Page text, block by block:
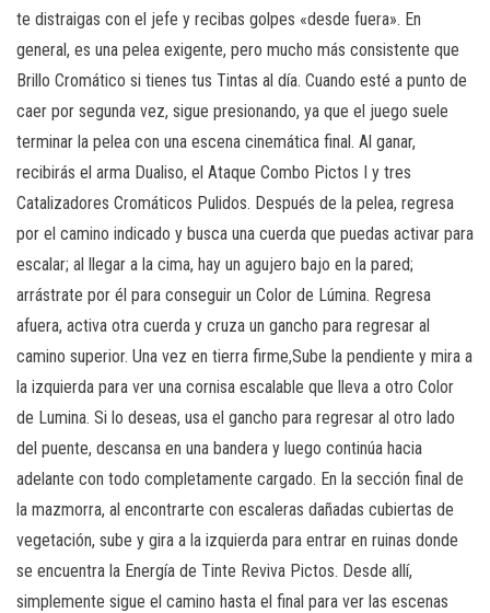
te distraigas con el jefe y recibas golpes «desde fuera». En
general, es una pelea exigente, pero mucho más consistente que
Brillo Cromático si tienes tus Tintas al día. Cuando esté a punto de
caer por segunda vez, sigue presionando, ya que el juego suele
terminar la pelea con una escena cinemática final. Al ganar,
recibirás el arma Dualiso, el Ataque Combo Pictos I y tres
Catalizadores Cromáticos Pulidos. Después de la pelea, regresa
por el camino indicado y busca una cuerda que puedas activar para
escalar; al llegar a la cima, hay un agujero bajo en la pared;
arrástrate por él para conseguir un Color de Lúmina. Regresa
afuera, activa otra cuerda y cruza un gancho para regresar al
camino superior. Una vez en tierra firme,Sube la pendiente y mira a
la izquierda para ver una cornisa escalable que lleva a otro Color
de Lumina. Si lo deseas, usa el gancho para regresar al otro lado
del puente, descansa en una bandera y luego continúa hacia
adelante con todo completamente cargado. En la sección final de
la mazmorra, al encontrarte con escaleras dañadas cubiertas de
vegetación, sube y gira a la izquierda para entrar en ruinas donde
se encuentra la Energía de Tinte Reviva Pictos. Desde allí,
simplemente sigue el camino hasta el final para ver las escenas